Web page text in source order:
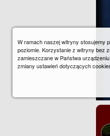
W ramach naszej witryny stosujemy
poziomie. Korzystanie z witryny bez
zamieszczane w Państwa
zmiany ustawień dotyczących